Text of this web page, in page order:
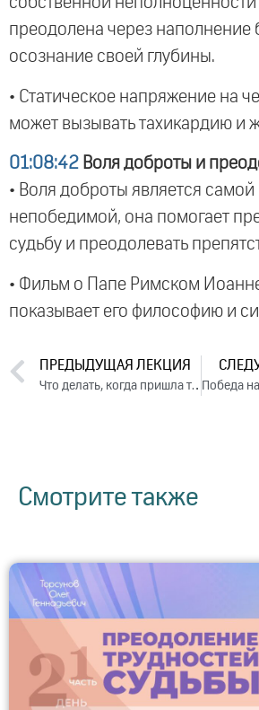
преодолена через наполнение
осознание своей глубины.
• Статическое напряжение на
может вызывать тахикардию и
01:08:42 Воля доброты и
• Воля доброты является
непобедимой, она помогает
судьбу и преодолевать
• Фильм о Папе Римском Иоанне
показывает его философию и
ПРЕДЫДУЩАЯ ЛЕКЦИЯ
Что делать, когда пришла тяжелая судьба. День 3. Часть 1 (2023)
Смотрите также